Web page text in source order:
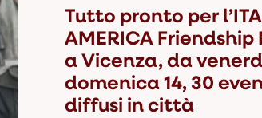
Tutto pronto per
AMERICA
a Vicenza, da
domenica 14, 30
diffusi in città